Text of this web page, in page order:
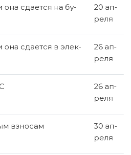
сда­ет­ся на бу­
20 ап­
ре­ля
сда­ет­ся в элек­
26 ап­
ре­ля
26 ап­
ре­ля
взно­сам
30 ап­
ре­ля